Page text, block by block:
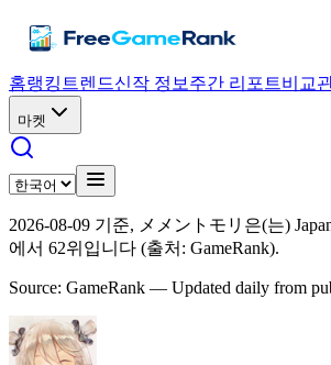
홈랭킹 트렌드신작 정보 주간 리포트비교
마켓
2026-08-09 기준, メメントモリ은(는)
에서 62위입니다 (출처: GameRank).
Source: GameRank — Updated daily from